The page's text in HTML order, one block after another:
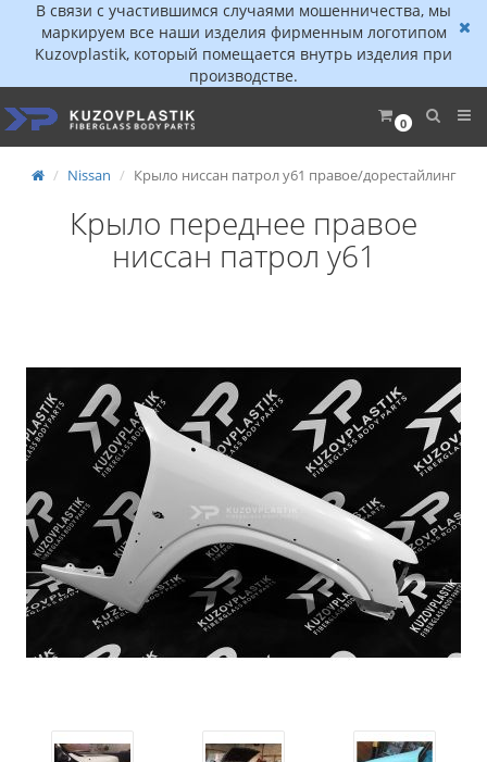
В связи с участившимся случаями мошенничества, мы
маркируем все наши изделия фирменным логотипом
Kuzovplastik, который помещается внутрь изделия при
производстве.
0
Nissan Крыло ниссан патрол y61 правое/дорестайлинг
Крыло переднее правое
ниссан патрол y61